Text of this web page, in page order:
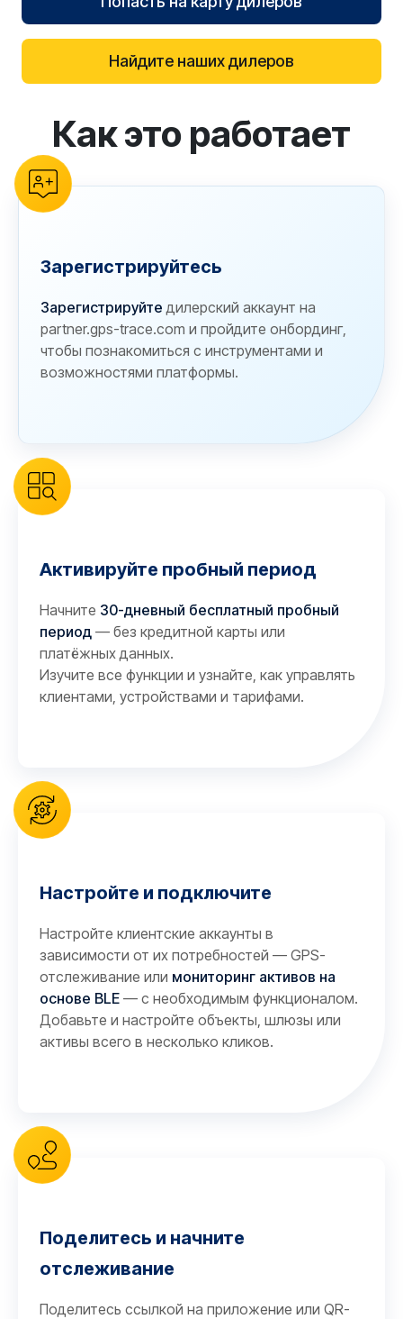
Найдите наших дилеров
reCAPTCHA verification
Как это работает
Зарегистрируйтесь
Зарегистрируйте дилерский аккаунт на
partner.gps-trace.com и пройдите онбординг,
чтобы познакомиться с инструментами и
возможностями платформы.
Активируйте пробный период
Начните 30-дневный бесплатный пробный
период — без кредитной карты или
платёжных данных.
Изучите все функции и узнайте, как управлять
клиентами, устройствами и тарифами.
Настройте и подключите
Настройте клиентские аккаунты в
зависимости от их потребностей — GPS-
отслеживание или мониторинг активов на
основе BLE — с необходимым функционалом.
Добавьте и настройте объекты, шлюзы или
активы всего в несколько кликов.
Поделитесь и начните
отслеживание
Поделитесь ссылкой на приложение или QR-